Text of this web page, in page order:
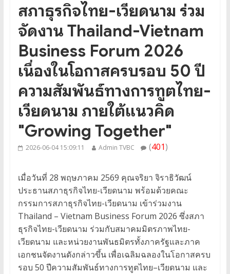
สภาธุรกิจไทย-เวียดนาม ร่วม
จัดงาน Thailand-Vietnam
Business Forum 2026
เนื่องในโอกาสครบรอบ 50 ปี
ความสัมพันธ์ทางการทูตไทย-
เวียดนาม ภายใต้แนวคิด
"Growing Together"
2026-06-04 15:09:11 Admin TVBC (401)
เมื่อวันที่ 28 พฤษภาคม 2569 คุณจริยา จิราธิวัฒน์
ประธานสภาธุรกิจไทย-เวียดนาม พร้อมด้วยคณะ
กรรมการสภาธุรกิจไทย-เวียดนาม เข้าร่วมงาน
Thailand – Vietnam Business Forum 2026 ซึ่งสภา
ธุรกิจไทย-เวียดนาม ร่วมกับสมาคมมิตรภาพไทย-
เวียดนาม และหน่วยงานพันธมิตรทั้งภาครัฐและภาค
เอกชนจัดงานดังกล่าวขึ้น เพื่อเฉลิมฉลองในโอกาสครบ
รอบ 50 ปีความสัมพันธ์ทางการทูตไทย–เวียดนาม และ